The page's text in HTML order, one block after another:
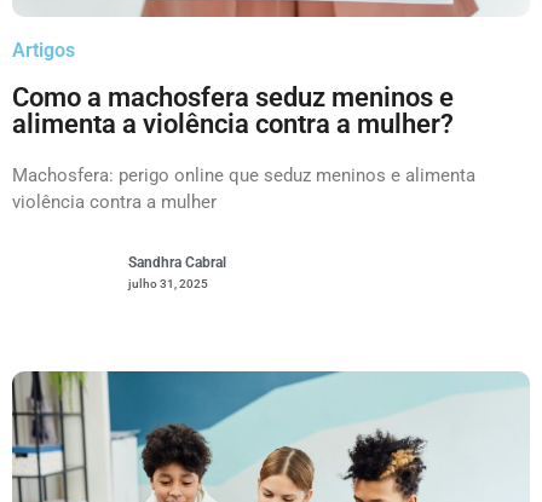
Artigos
Como a machosfera seduz meninos e
alimenta a violência contra a mulher?
Machosfera: perigo online que seduz meninos e alimenta
violência contra a mulher
Sandhra Cabral
julho 31, 2025